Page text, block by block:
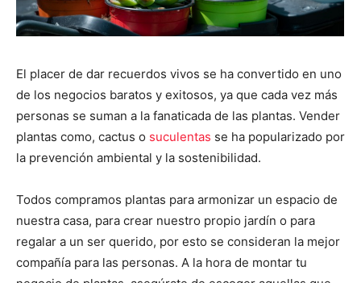
El placer de dar recuerdos vivos se ha convertido en uno
de los negocios baratos y exitosos, ya que cada vez más
personas se suman a la fanaticada de las plantas. Vender
plantas como, cactus o suculentas se ha popularizado por
la prevención ambiental y la sostenibilidad.
Todos compramos plantas para armonizar un espacio de
nuestra casa, para crear nuestro propio jardín o para
regalar a un ser querido, por esto se consideran la mejor
compañía para las personas. A la hora de montar tu